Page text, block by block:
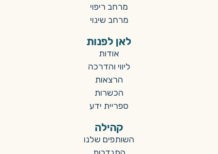
לאן לפנות
אודות
ליווי והדרכה
הרצאות
הכשרות
ספריית ידע
מרחב ריפוי
מרחב שינוי
קהילה
השותפים שלנו